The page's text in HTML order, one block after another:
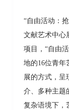
“自由活动：
文献艺术中心
项目，“自由
地的16位青年
展的方式，呈
介、多种主题
复杂语境下，